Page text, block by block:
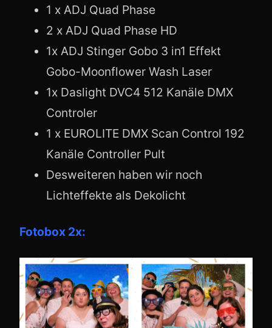
1 x ADJ Quad Phase
2 x ADJ Quad Phase HD
1x ADJ Stinger Gobo 3 in1 Effekt
Gobo-Moonflower Wash Laser
1x Das­light DVC4 512 Kanäle DMX
Controler
1 x EUROLITE DMX Scan Control 192
Kanäle Controller Pult
Desweiteren haben wir noch
Lichteffekte als Dekolicht
Fotobox 2x: